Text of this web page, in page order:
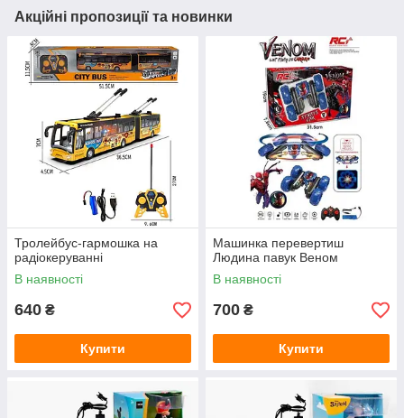
Акційні пропозиції та новинки
Тролейбус-гармошка на
радіокеруванні
В наявності
640 ₴
Купити
Машинка перевертиш
Людина павук Веном
В наявності
700 ₴
Купити